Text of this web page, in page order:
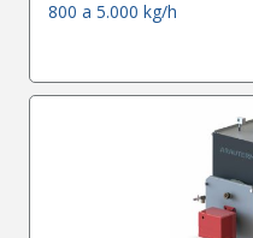
800 a 5.000 kg/h